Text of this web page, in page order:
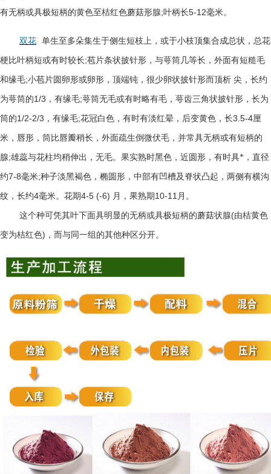
有无柄或具极短柄的黄色至桔红色蘑菇形腺;叶柄长5-12毫米。
双花 单生至多朵集生于侧生短枝上，或于小枝顶集合成总状，总花
梗比叶柄短或有时较长;苞片条状披针形，与萼筒几等长，外面有短糙毛
和缘毛;小苞片圆卵形或卵形，顶端钝，很少卵状披针形而顶析 尖，长约
为萼筒的1/3 ，有缘毛;萼筒无毛或有时略有毛，萼齿三角状披针形，长为
筒的1/2-2/3 ，有缘毛;花冠白色，有时有淡红晕，后变黄色，长3.5-4厘
米，唇形，筒比唇瓣稍长，外面疏生倒微伏毛，并常具无柄或有短柄的
腺;雄蕊与花柱均稍伸出，无毛。果实熟时黑色，近圆形，有时具*，直径
约7-8毫米;种子淡黑褐色，椭圆形，中部有凹槽及脊状凸起，两侧有横沟
纹，长约4毫米。花期4-5 (-6) 月，果熟期 10-11 月。
这个种可凭其叶下面具明显的无柄或具极短柄的蘑菇状腺(由桔黄色
变为桔红色) ，而与同一组的其他种区分开。